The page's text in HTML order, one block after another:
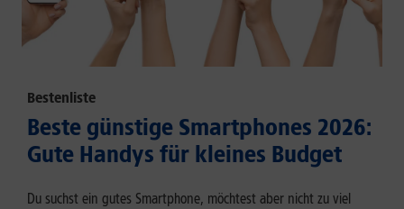
Bestenliste
Beste günstige Smartphones 2026:
Gute Handys für kleines Budget
Du suchst ein gutes Smartphone, möchtest aber nicht zu viel